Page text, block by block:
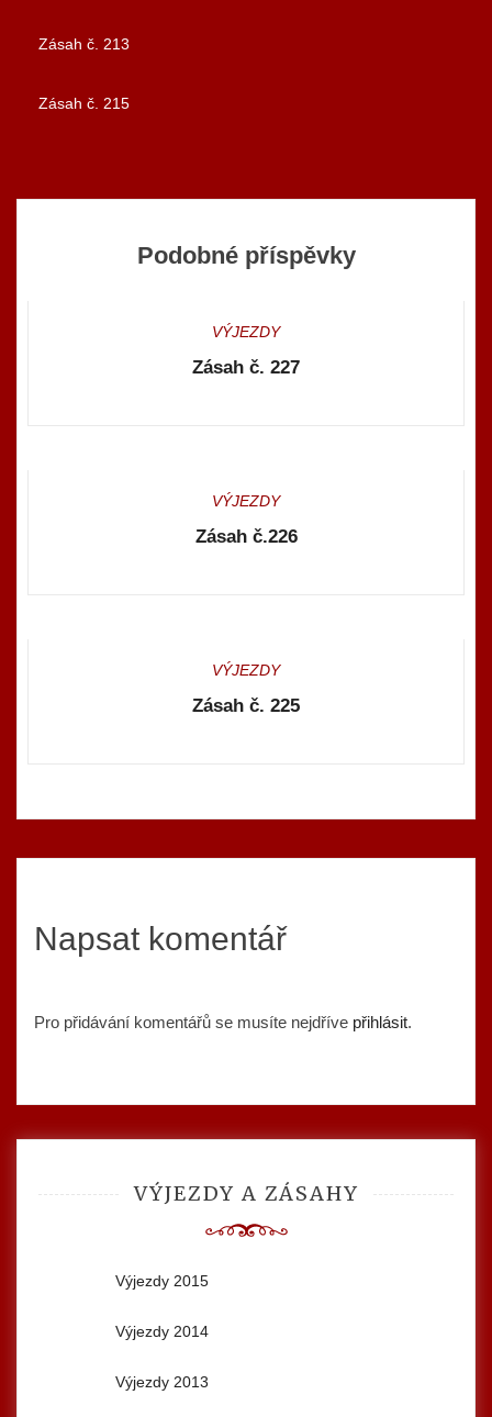
Zásah č. 213
Zásah č. 215
Podobné příspěvky
VÝJEZDY
Zásah č. 227
VÝJEZDY
Zásah č.226
VÝJEZDY
Zásah č. 225
Napsat komentář
Pro přidávání komentářů se musíte nejdříve přihlásit.
VÝJEZDY A ZÁSAHY
Výjezdy 2015
Výjezdy 2014
Výjezdy 2013